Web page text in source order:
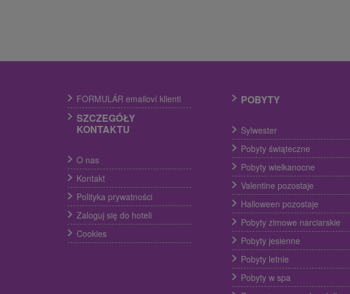
FORMULÁR emailoví klienti
SZCZEGÓŁY
KONTAKTU
O nas
Kontakt
Polityka prywatności
Zaloguj się do hoteli
Cookies
POBYTY
Sylwester
Pobyty świąteczne
Pobyty wielkanocne
Valentine pozostaje
Halloween pozostaje
Pobyty zimowe narciarskie
Pobyty jesienne
Pobyty letnie
Pobyty w spa